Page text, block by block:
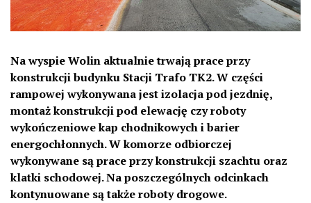
Na wyspie Wolin aktualnie trwają prace przy
konstrukcji budynku Stacji Trafo TK2. W części
rampowej wykonywana jest izolacja pod jezdnię,
montaż konstrukcji pod elewację czy roboty
wykończeniowe kap chodnikowych i barier
energochłonnych. W komorze odbiorczej
wykonywane są prace przy konstrukcji szachtu oraz
klatki schodowej. Na poszczególnych odcinkach
kontynuowane są także roboty drogowe.